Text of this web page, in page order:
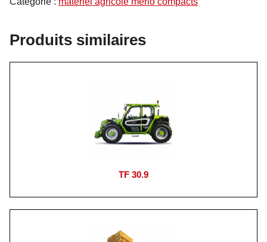
Produits similaires
TF 30.9